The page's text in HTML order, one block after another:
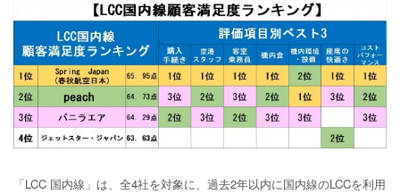
「LCC 国内線」は、全4社を対象に、過去2年以内に国内線のLCCを利用